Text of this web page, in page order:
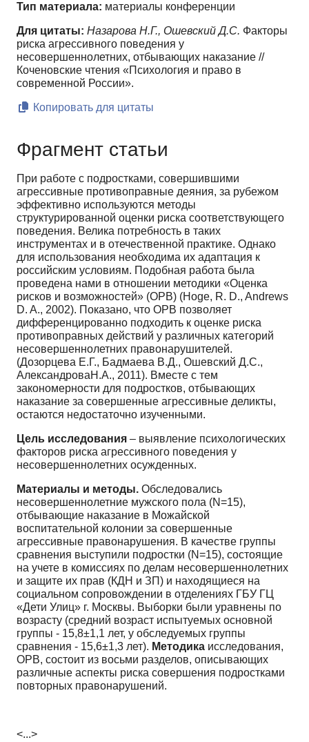
Тип материала: материалы конференции
Для цитаты: Назарова Н.Г., Ошевский Д.С. Факторы
риска агрессивного поведения у
несовершеннолетних, отбывающих наказание //
Коченовские чтения «Психология и право в
современной России».
Копировать для цитаты
Фрагмент статьи
При работе с подростками, совершившими
агрессивные противоправные деяния, за рубежом
эффективно используются методы
структурированной оценки риска соответствующего
поведения. Велика потребность в таких
инструментах и в отечественной практике. Однако
для использования необходима их адаптация к
российским условиям. Подобная работа была
проведена нами в отношении методики «Оценка
рисков и возможностей» (ОРВ) (Hoge, R. D., Andrews
D. A., 2002). Показано, что ОРВ позволяет
дифференцированно подходить к оценке риска
противоправных действий у различных категорий
несовершеннолетних правонарушителей.
(Дозорцева Е.Г., Бадмаева В.Д., Ошевский Д.С.,
АлександроваН.А., 2011). Вместе с тем
закономерности для подростков, отбывающих
наказание за совершенные агрессивные деликты,
остаются недостаточно изученными.
Цель исследования – выявление психологических
факторов риска агрессивного поведения у
несовершеннолетних осужденных.
Материалы и методы. Обследовались
несовершеннолетние мужского пола (N=15),
отбывающие наказание в Можайской
воспитательной колонии за совершенные
агрессивные правонарушения. В качестве группы
сравнения выступили подростки (N=15), состоящие
на учете в комиссиях по делам несовершеннолетних
и защите их прав (КДН и ЗП) и находящиеся на
социальном сопровождении в отделениях ГБУ ГЦ
«Дети Улиц» г. Москвы. Выборки были уравнены по
возрасту (средний возраст испытуемых основной
группы - 15,8±1,1 лет, у обследуемых группы
сравнения - 15,6±1,3 лет). Методика исследования,
ОРВ, состоит из восьми разделов, описывающих
различные аспекты риска совершения подростками
повторных правонарушений.
<...>